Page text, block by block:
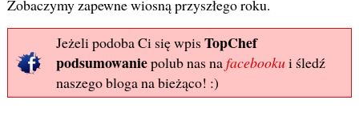
Zobaczymy zapewne wiosną przyszłego roku.
Jeżeli podoba Ci się wpisTopChef
podsumowaniepolub nas nafacebookui śledź
naszego bloga na bieżąco! :)